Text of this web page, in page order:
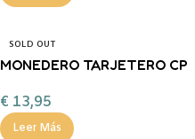
SOLD OUT
MONEDERO TARJETERO CP
€ 13,95
Leer Más